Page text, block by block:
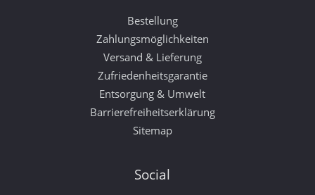
Bestellung
Zahlungsmöglichkeiten
Versand & Lieferung
Zufriedenheitsgarantie
Entsorgung & Umwelt
Barrierefreiheitserklärung
Sitemap
Social